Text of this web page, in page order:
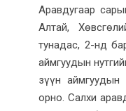
Аравдугаар
Алтай,
тунадас, 2-нд
аймгуудын
зүүн аймгуудын
орно. Салхи